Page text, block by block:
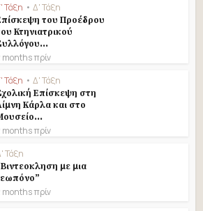
Τάξη • Δ' Τάξη
του Προέδρου
Κτηνιατρικού
months πρίν
Τάξη • Δ' Τάξη
Επίσκεψη στη
Κάρλα και στο
months πρίν
Τάξη
με μια
months πρίν